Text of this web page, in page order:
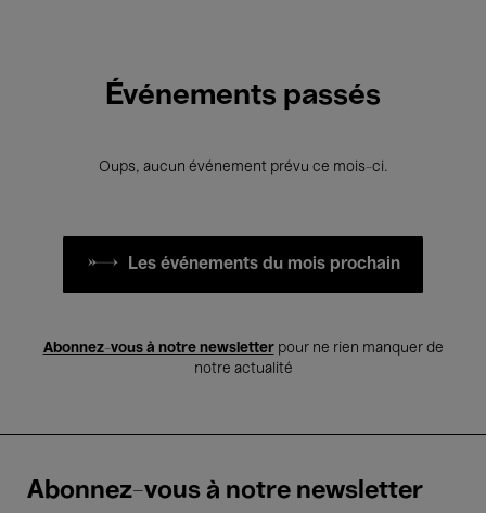
Événements passés
Oups, aucun événement prévu ce mois-ci.
Les événements du mois prochain
Abonnez-vous à notre newsletterpour ne rien manquer de
notre actualité
Abonnez-vous à notre newsletter